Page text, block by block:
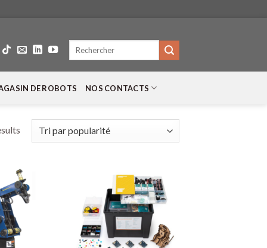
Recherche
DE ROBOTS NOS CONTACTS